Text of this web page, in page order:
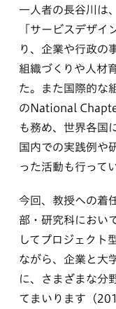
一人者の長谷川は
「サービスデザイ
り、企業や行政の
組織づくりや人材
た。また国際的な
のNational
も務め、世界各国
国内での実践例や
った活動も行って
今回、教授への着
部・研究科におい
してプロジェクト
ながら、企業と大
に、さまざまな分
てまいります（